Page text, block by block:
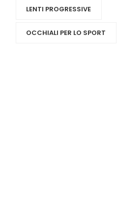
LENTI PROGRESSIVE
OCCHIALI PER LO SPORT